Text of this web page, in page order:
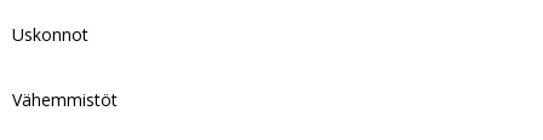
Uskonnot
Vähemmistöt